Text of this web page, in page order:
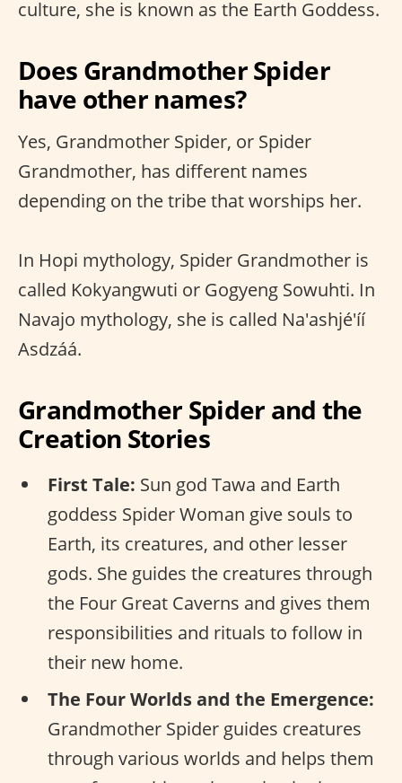
culture, she is known as the Earth Goddess.
Does Grandmother Spider
have other names?
Yes, Grandmother Spider, or Spider
Grandmother, has different names
depending on the tribe that worships her.
In Hopi mythology, Spider Grandmother is
called Kokyangwuti or Gogyeng Sowuhti. In
Navajo mythology, she is called Na'ashjé'íí
Asdzáá.
Grandmother Spider and the
Creation Stories
First Tale: Sun god Tawa and Earth
goddess Spider Woman give souls to
Earth, its creatures, and other lesser
gods. She guides the creatures through
the Four Great Caverns and gives them
responsibilities and rituals to follow in
their new home.
The Four Worlds and the Emergence:
Grandmother Spider guides creatures
through various worlds and helps them